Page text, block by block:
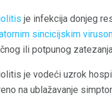
je infekcija donjeg
sincicijskim
ili potpunog
je vodeći uzrok
na ublažavanje